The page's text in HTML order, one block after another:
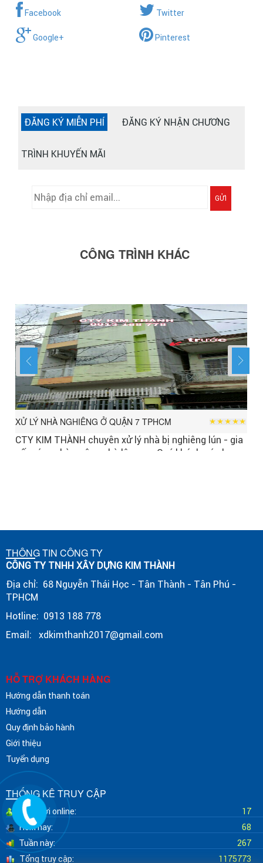
Facebook Twitter
Google+ Pinterest
ĐĂNG KÝ MIỄN PHÍ ĐĂNG KÝ NHẬN CHƯƠNG
TRÌNH KHUYẾN MÃI
GỬI
CÔNG TRÌNH KHÁC
XỬ LÝ NHÀ NGHIÊNG Ở QUẬN 7 TPHCM
CTY KIM THÀNH chuyên xử lý nhà bị nghiêng lún - gia
cố móng nhà - nâng nhà lên cao. Quý khách có nhu
THÔNG TIN CÔNG TY
CÔNG TY TNHH XÂY DỰNG KIM THÀNH
Địa chỉ: 68 Nguyễn Thái Học - Tân Thành - Tân Phú -
TPHCM
Hotline: 0913 188 778
Email: xdkimthanh2017@gmail.com
HỖ TRỢ KHÁCH HÀNG
Hướng dẫn thanh toán
Hướng dẫn
Quy định bảo hành
Giới thiệu
Tuyển dụng
THỐNG KÊ TRUY CẬP
Số người online:
17
Hôm nay:
68
Tuần này:
267
Tổng truy cập:
1175773